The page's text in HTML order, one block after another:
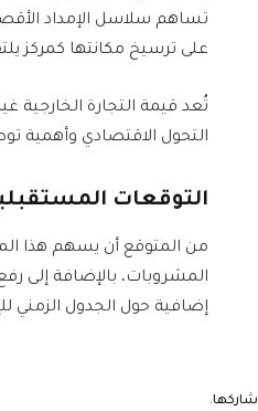
تساهم سلاسل الإمداد
على ترسيخ مكانتها كمركز
التحول الاقتصادي وأهمية
التوقعات
من المتوقع أن يسهم هذا
المشروبات، بالإضافة إلى
إضافية حول الجدول الزمني
شاركها.